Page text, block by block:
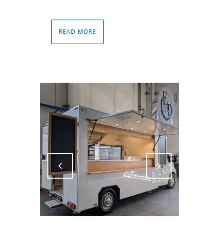
READ MORE
Attiva comando Attiva comando